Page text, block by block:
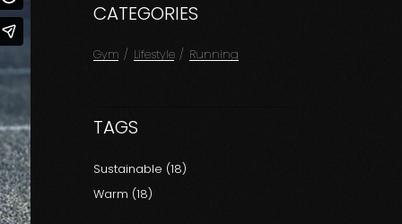
CATEGORIES
Gym Lifestyle Running
TAGS
Sustainable (18)
Warm (18)